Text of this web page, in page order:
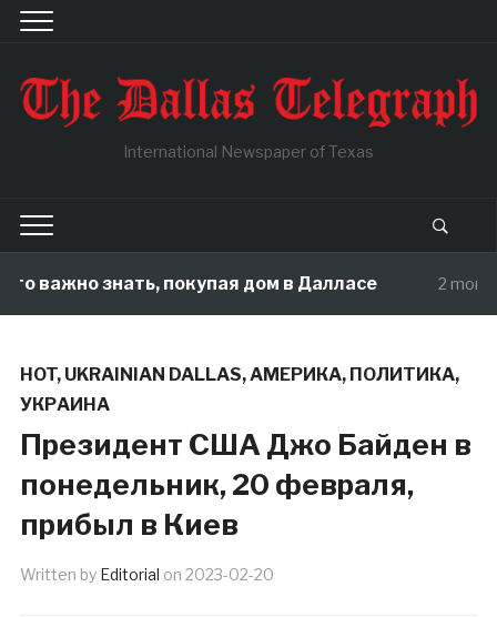
International Newspaper of Texas
знать, покупая дом в Далласе 2 months ago
HOT, UKRAINIAN DALLAS,АМЕРИКА, ПОЛИТИКА,
УКРАИНА
Президент США Джо Байден в
понедельник, 20 февраля,
прибыл в Киев
Written by Editorial on 2023-02-20